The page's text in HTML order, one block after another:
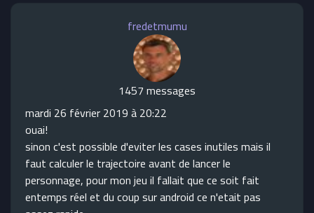
fredetmumu
1457 messages
mardi 26 février 2019 à 20:22
ouai!
sinon c'est possible d'eviter les cases inutiles mais il
faut calculer le trajectoire avant de lancer le
personnage, pour mon jeu il fallait que ce soit fait
entemps réel et du coup sur android ce n'etait pas